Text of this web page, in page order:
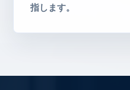
指します。